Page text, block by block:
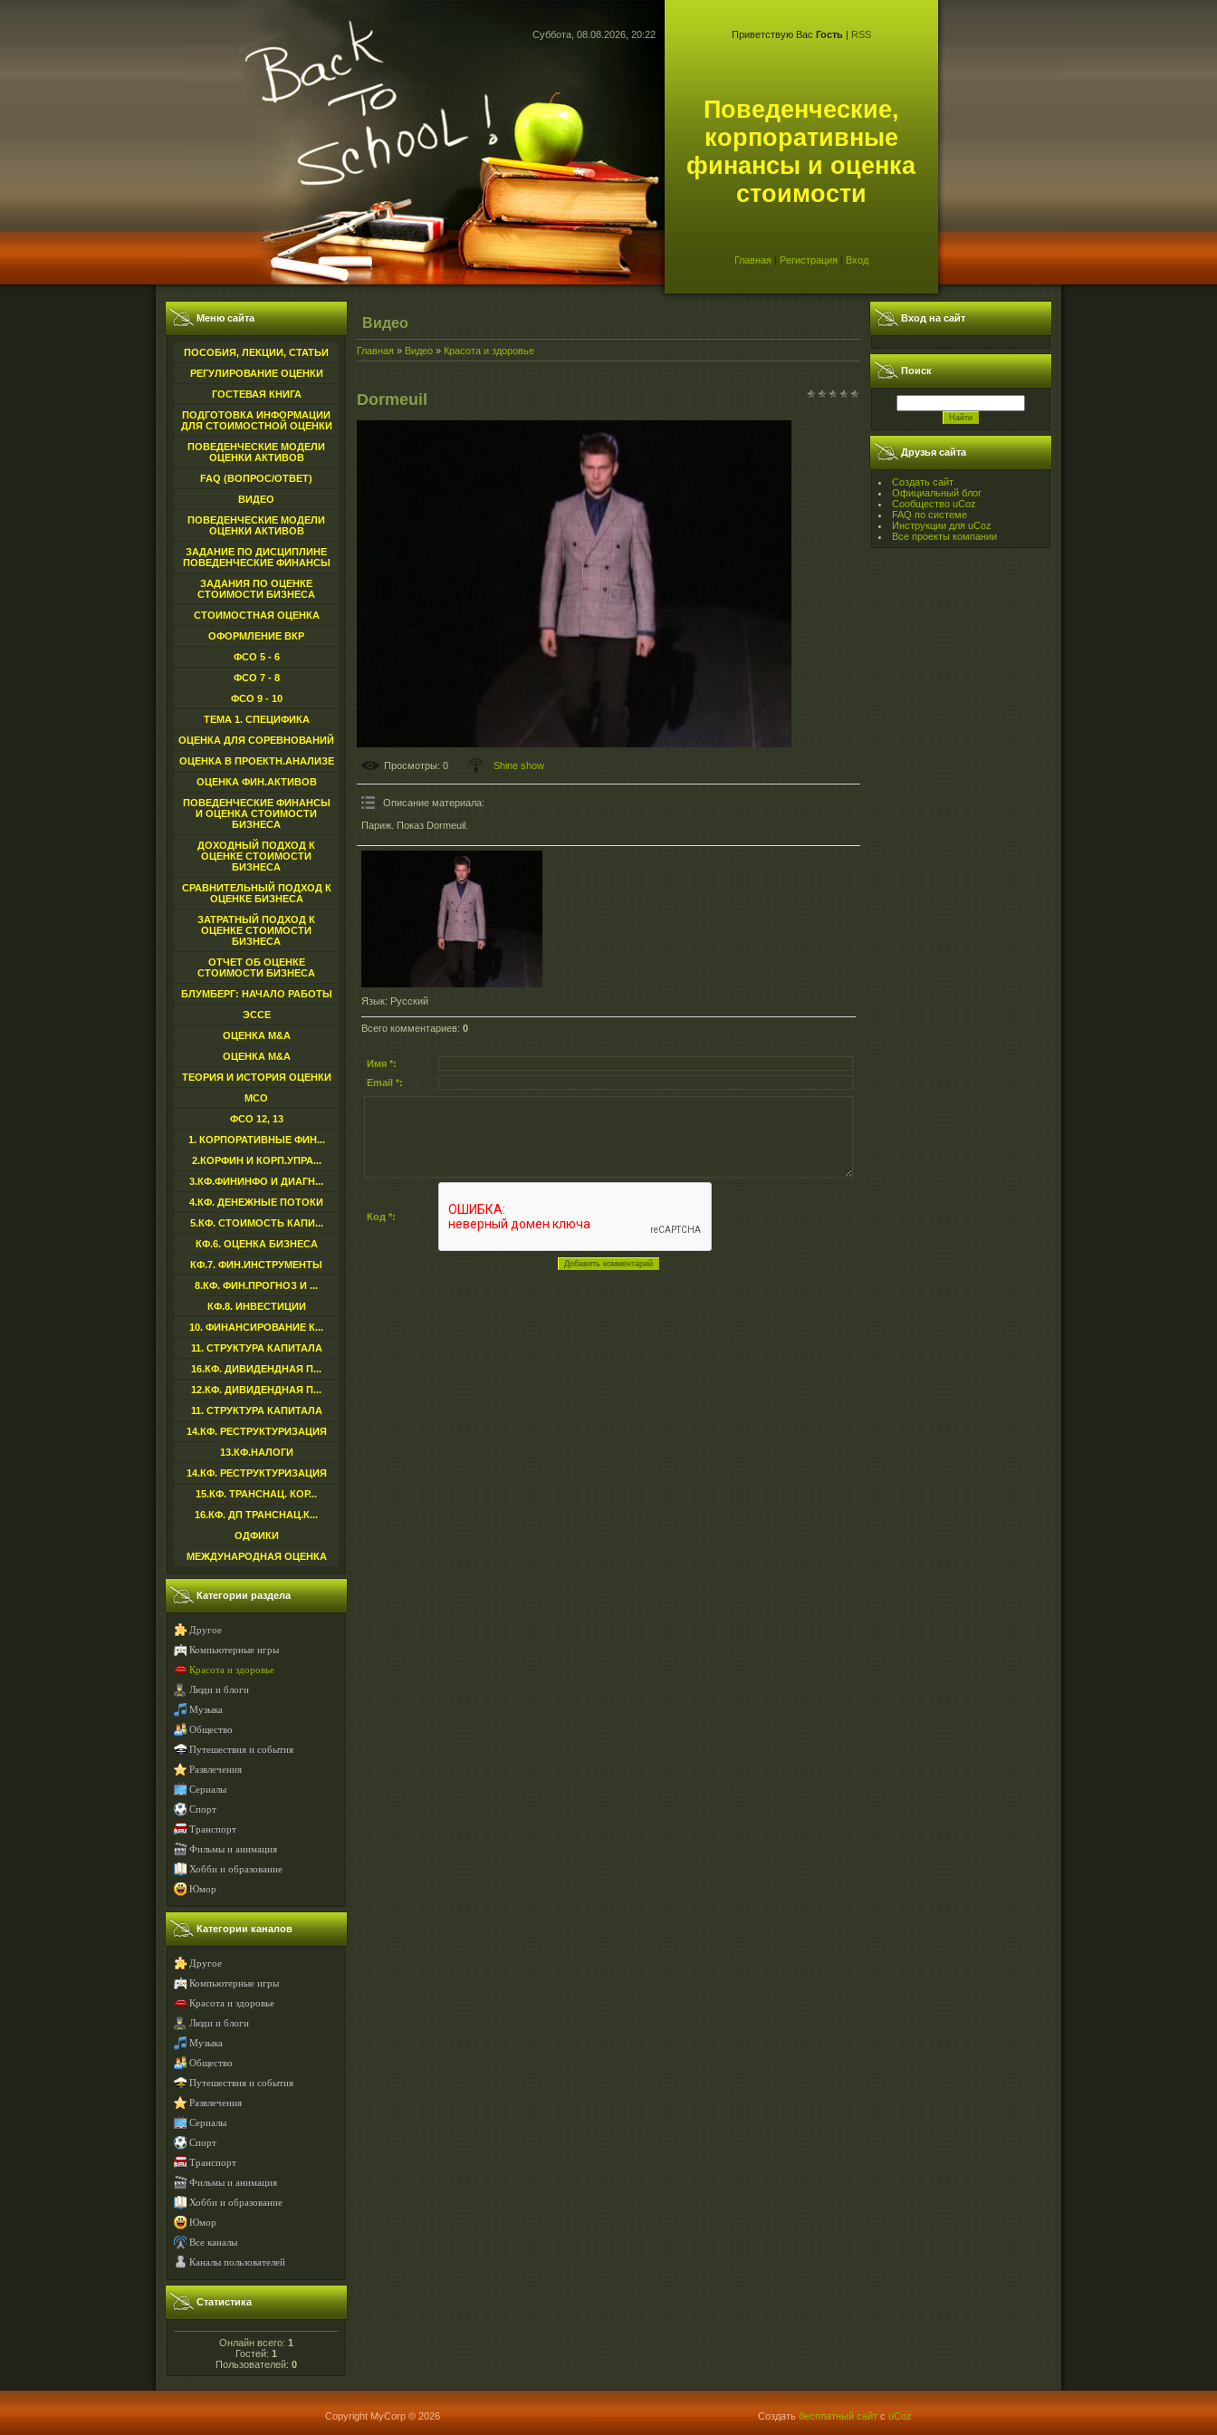
Суббота, 08.08.2026, 20:22 Приветствую Вас Гость| RSS
Поведенческие,
корпоративные
финансы и оценка
стоимости
Главная | Регистрация | Вход
Меню сайта
ПОСОБИЯ, ЛЕКЦИИ, СТАТЬИ
РЕГУЛИРОВАНИЕ ОЦЕНКИ
ГОСТЕВАЯ КНИГА
ПОДГОТОВКА ИНФОРМАЦИИ
ДЛЯ СТОИМОСТНОЙ ОЦЕНКИ
ПОВЕДЕНЧЕСКИЕ МОДЕЛИ
ОЦЕНКИ АКТИВОВ
FAQ (ВОПРОС/ОТВЕТ)
ВИДЕО
ПОВЕДЕНЧЕСКИЕ МОДЕЛИ
ОЦЕНКИ АКТИВОВ
ЗАДАНИЕ ПО ДИСЦИПЛИНЕ
ПОВЕДЕНЧЕСКИЕ ФИНАНСЫ
ЗАДАНИЯ ПО ОЦЕНКЕ
СТОИМОСТИ БИЗНЕСА
СТОИМОСТНАЯ ОЦЕНКА
ОФОРМЛЕНИЕ ВКР
ФСО 5 - 6
ФСО 7 - 8
ФСО 9 - 10
ТЕМА 1. СПЕЦИФИКА
ОЦЕНКА ДЛЯ СОРЕВНОВАНИЙ
ОЦЕНКА В ПРОЕКТН.АНАЛИЗЕ
ОЦЕНКА ФИН.АКТИВОВ
ПОВЕДЕНЧЕСКИЕ ФИНАНСЫ
И ОЦЕНКА СТОИМОСТИ
БИЗНЕСА
ДОХОДНЫЙ ПОДХОД К
ОЦЕНКЕ СТОИМОСТИ
БИЗНЕСА
СРАВНИТЕЛЬНЫЙ ПОДХОД К
ОЦЕНКЕ БИЗНЕСА
ЗАТРАТНЫЙ ПОДХОД К
ОЦЕНКЕ СТОИМОСТИ
БИЗНЕСА
ОТЧЕТ ОБ ОЦЕНКЕ
СТОИМОСТИ БИЗНЕСА
БЛУМБЕРГ: НАЧАЛО РАБОТЫ
ЭССЕ
ОЦЕНКА M&A
ОЦЕНКА M&A
ТЕОРИЯ И ИСТОРИЯ ОЦЕНКИ
МСО
ФСО 12, 13
1. КОРПОРАТИВНЫЕ ФИН...
2.КОРФИН И КОРП.УПРА...
3.КФ.ФИНИНФО И ДИАГН...
4.КФ. ДЕНЕЖНЫЕ ПОТОКИ
5.КФ. СТОИМОСТЬ КАПИ...
КФ.6. ОЦЕНКА БИЗНЕСА
КФ.7. ФИН.ИНСТРУМЕНТЫ
8.КФ. ФИН.ПРОГНОЗ И ...
КФ.8. ИНВЕСТИЦИИ
10. ФИНАНСИРОВАНИЕ К...
11. СТРУКТУРА КАПИТАЛА
16.КФ. ДИВИДЕНДНАЯ П...
12.КФ. ДИВИДЕНДНАЯ П...
11. СТРУКТУРА КАПИТАЛА
14.КФ. РЕСТРУКТУРИЗАЦИЯ
13.КФ.НАЛОГИ
14.КФ. РЕСТРУКТУРИЗАЦИЯ
15.КФ. ТРАНСНАЦ. КОР...
16.КФ. ДП ТРАНСНАЦ.К...
ОДФИКИ
МЕЖДУНАРОДНАЯ ОЦЕНКА
Категории раздела
Другое
Компьютерные игры
Красота и здоровье
Люди и блоги
Музыка
Общество
Путешествия и события
Развлечения
Сериалы
Спорт
Транспорт
Фильмы и анимация
Хобби и образование
Юмор
Категории каналов
Другое
Компьютерные игры
Красота и здоровье
Люди и блоги
Музыка
Общество
Путешествия и события
Развлечения
Сериалы
Спорт
Транспорт
Фильмы и анимация
Хобби и образование
Юмор
Все каналы
Каналы пользователей
Статистика
Онлайн всего: 1
Гостей: 1
Пользователей: 0
Видео
Главная » Видео » Красота и здоровье
Dormeuil
Просмотры: 0 Shine show
Описание материала:
Париж. Показ Dormeuil.
Язык: Русский
Всего комментариев: 0
Имя *:
Email *:
Код *:
Вход на сайт
Поиск
Друзья сайта
Создать сайт
Официальный блог
Сообщество uCoz
FAQ по системе
Инструкции для uCoz
Все проекты компании
Copyright MyCorp © 2026 Создать бесплатный сайт с uCoz